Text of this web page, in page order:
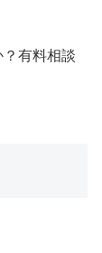
有料相談